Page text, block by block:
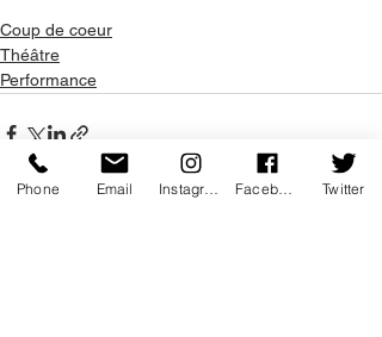
Coup de coeur
Théâtre
Performance
Phone Email Twitter